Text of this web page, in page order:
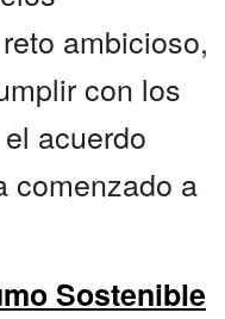
ambicioso,
con los
acuerdo
comenzado a
Sostenible